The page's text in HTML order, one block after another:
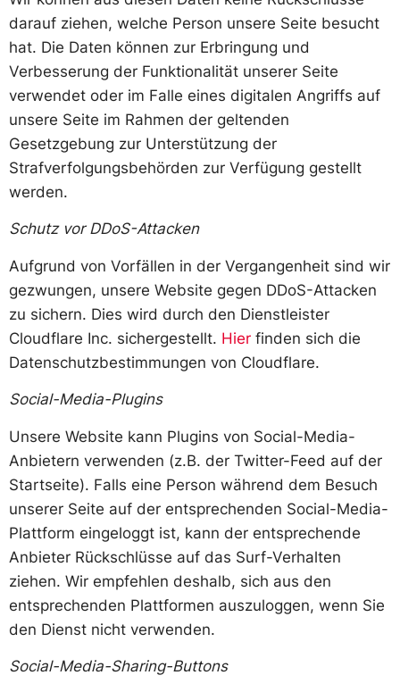
darauf ziehen, welche Person unsere Seite besucht
hat. Die Daten können zur Erbringung und
Verbesserung der Funktionalität unserer Seite
verwendet oder im Falle eines digitalen Angriffs auf
unsere Seite im Rahmen der geltenden
Gesetzgebung zur Unterstützung der
Strafverfolgungsbehörden zur Verfügung gestellt
werden.
Schutz vor DDoS-Attacken
Aufgrund von Vorfällen in der Vergangenheit sind wir
gezwungen, unsere Website gegen DDoS-Attacken
zu sichern. Dies wird durch den Dienstleister
Cloudflare Inc. sichergestellt. Hier finden sich die
Datenschutzbestimmungen von Cloudflare.
Social-Media-Plugins
Unsere Website kann Plugins von Social-Media-
Anbietern verwenden (z.B. der Twitter-Feed auf der
Startseite). Falls eine Person während dem Besuch
unserer Seite auf der entsprechenden Social-Media-
Plattform eingeloggt ist, kann der entsprechende
Anbieter Rückschlüsse auf das Surf-Verhalten
ziehen. Wir empfehlen deshalb, sich aus den
entsprechenden Plattformen auszuloggen, wenn Sie
den Dienst nicht verwenden.
Social-Media-Sharing-Buttons